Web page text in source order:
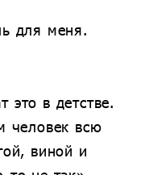
для меня.
это в детстве.
человек всю
виной и